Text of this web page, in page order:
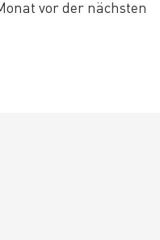
vor der nächsten